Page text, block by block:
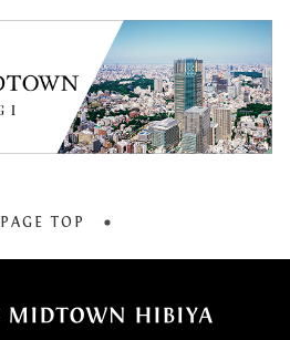
PAGE TOP